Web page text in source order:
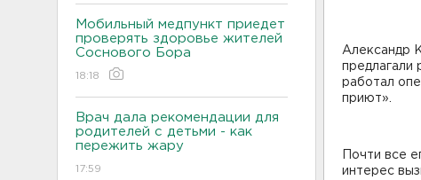
Мобильный медпункт приедет
проверять здоровье жителей
Соснового Бора
18:18
Врач дала рекомендации для
родителей с детьми - как
пережить жару
17:59
Александр
предлагали
работал
приют».
Почти все
интерес